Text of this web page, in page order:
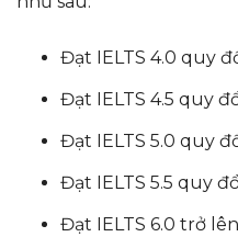
Đạt IELTS 4.0 quy
Đạt IELTS 4.5 quy
Đạt IELTS 5.0 quy
Đạt IELTS 5.5 quy
Đạt IELTS 6.0 trở